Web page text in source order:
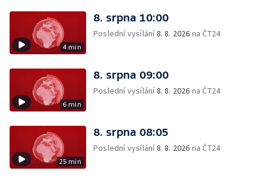
4 min
8. srpna 10:00
Poslední vysílání8. 8. 2026 na ČT24
6 min
8. srpna 09:00
Poslední vysílání8. 8. 2026 na ČT24
25 min
8. srpna 08:05
Poslední vysílání8. 8. 2026 na ČT24